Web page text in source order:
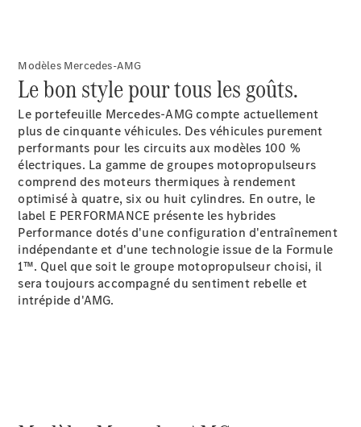
Break
Classe E
Terrain
Configurateur
Mercedes-
Benz Store
Hatchback
Modèles Mercedes-AMG
Le bon style pour tous les goûts.
Le portefeuille Mercedes-AMG compte actuellement
plus de cinquante véhicules. Des véhicules purement
performants pour les circuits aux modèles 100 %
électriques. La gamme de groupes motopropulseurs
comprend des moteurs thermiques à rendement
optimisé à quatre, six ou huit cylindres. En outre, le
label E PERFORMANCE présente les hybrides
Performance dotés d'une configuration d'entraînement
indépendante et d'une technologie issue de la Formule
1™. Quel que soit le groupe motopropulseur choisi, il
sera toujours accompagné du sentiment rebelle et
intrépide d'AMG.